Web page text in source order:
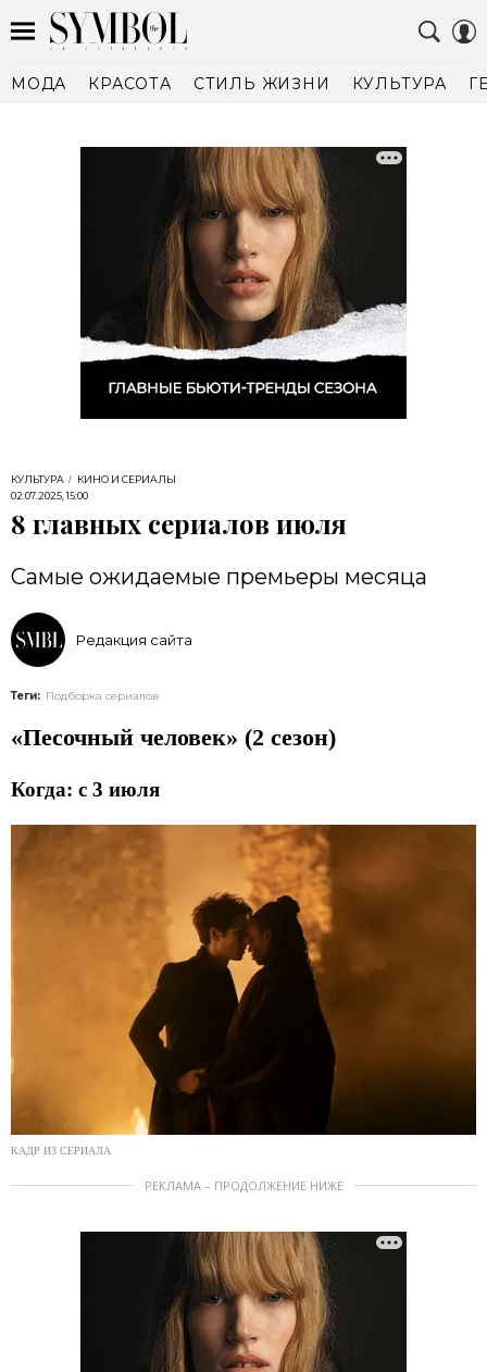
МОДА КРАСОТА СТИЛЬ ЖИЗНИ КУЛЬТУРА
КУЛЬТУРА
КИНО И СЕРИАЛЫ
02.07.2025, 15:00
8 главных сериалов июля
Самые ожидаемые премьеры месяца
Редакция сайта
Теги: Подборка сериалов
«Песочный человек» (2 сезон)
Когда: с 3 июля
КАДР ИЗ СЕРИАЛА
РЕКЛАМА – ПРОДОЛЖЕНИЕ НИЖЕ